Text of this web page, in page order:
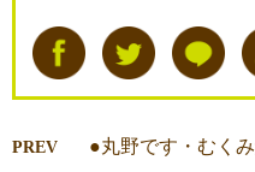
PREV ●丸野です・むく